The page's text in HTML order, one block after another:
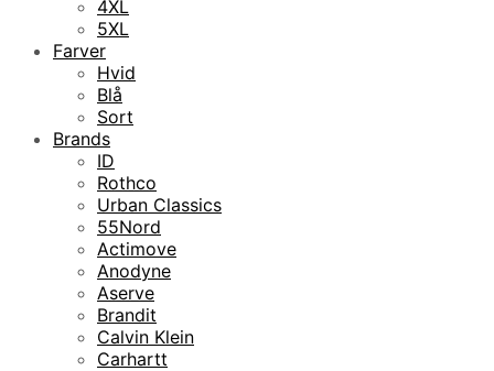
4XL
5XL
Farver
Hvid
Blå
Sort
Brands
ID
Rothco
Urban Classics
55Nord
Actimove
Anodyne
Aserve
Brandit
Calvin Klein
Carhartt